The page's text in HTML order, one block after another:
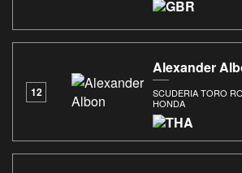
12
Alexander
SCUDERIA TORO
HONDA